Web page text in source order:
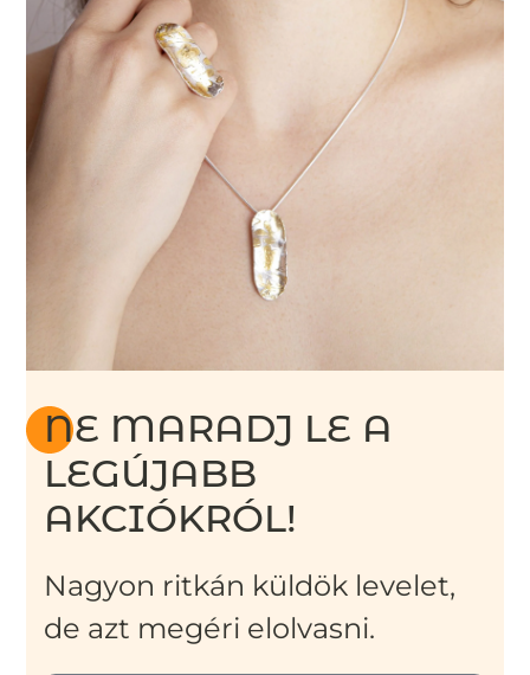
NE MARADJ LE A
LEGÚJABB
AKCIÓKRÓL!
Nagyon ritkán küldök levelet,
de azt megéri elolvasni.